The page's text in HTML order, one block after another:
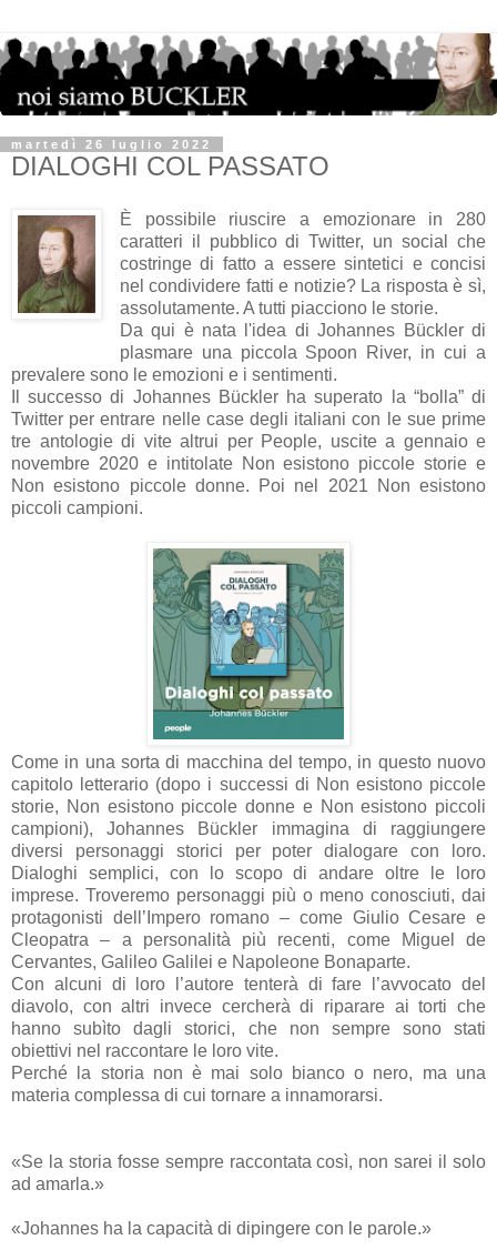
martedì 26 luglio 2022
DIALOGHI COL PASSATO
È possibile riuscire a emozionare in 280
caratteri il pubblico di Twitter, un social che
costringe di fatto a essere sintetici e concisi
nel condividere fatti e notizie? La risposta è sì,
assolutamente. A tutti piacciono le storie.
Da qui è nata l'idea di Johannes Bückler di
plasmare una piccola Spoon River, in cui a
prevalere sono le emozioni e i sentimenti.
Il successo di Johannes Bückler ha superato la “bolla” di
Twitter per entrare nelle case degli italiani con le sue prime
tre antologie di vite altrui per People, uscite a gennaio e
novembre 2020 e intitolate Non esistono piccole storie e
Non esistono piccole donne. Poi nel 2021 Non esistono
piccoli campioni.
Come in una sorta di macchina del tempo, in questo nuovo
capitolo letterario (dopo i successi di Non esistono piccole
storie, Non esistono piccole donne e Non esistono piccoli
campioni), Johannes Bückler immagina di raggiungere
diversi personaggi storici per poter dialogare con loro.
Dialoghi semplici, con lo scopo di andare oltre le loro
imprese. Troveremo personaggi più o meno conosciuti, dai
protagonisti dell’Impero romano – come Giulio Cesare e
Cleopatra – a personalità più recenti, come Miguel de
Cervantes, Galileo Galilei e Napoleone Bonaparte.
Con alcuni di loro l’autore tenterà di fare l’avvocato del
diavolo, con altri invece cercherà di riparare ai torti che
hanno subìto dagli storici, che non sempre sono stati
obiettivi nel raccontare le loro vite.
Perché la storia non è mai solo bianco o nero, ma una
materia complessa di cui tornare a innamorarsi.
«Se la storia fosse sempre raccontata così, non sarei il solo
ad amarla.»
«Johannes ha la capacità di dipingere con le parole.»